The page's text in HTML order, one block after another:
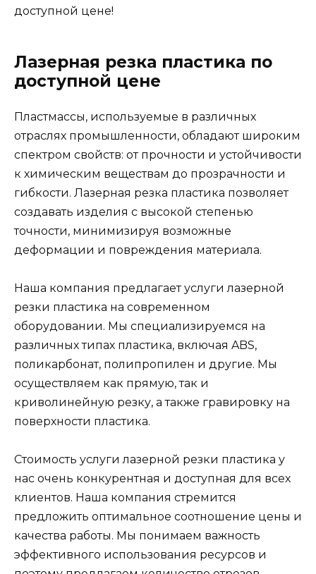
доступной цене!
Лазерная резка пластика по
доступной цене
Пластмассы, используемые в различных
отраслях промышленности, обладают широким
спектром свойств: от прочности и устойчивости
к химическим веществам до прозрачности и
гибкости. Лазерная резка пластика позволяет
создавать изделия с высокой степенью
точности, минимизируя возможные
деформации и повреждения материала.
Наша компания предлагает услуги лазерной
резки пластика на современном
оборудовании. Мы специализируемся на
различных типах пластика, включая ABS,
поликарбонат, полипропилен и другие. Мы
осуществляем как прямую, так и
криволинейную резку, а также гравировку на
поверхности пластика.
Стoимость услуги лазерной резки пластика у
нас очень конкурентная и доступная для всех
клиентов. Наша компания стремится
предложить оптимальное соотношение цены и
качества работы. Мы понимаем важность
эффективного использования ресурсов и